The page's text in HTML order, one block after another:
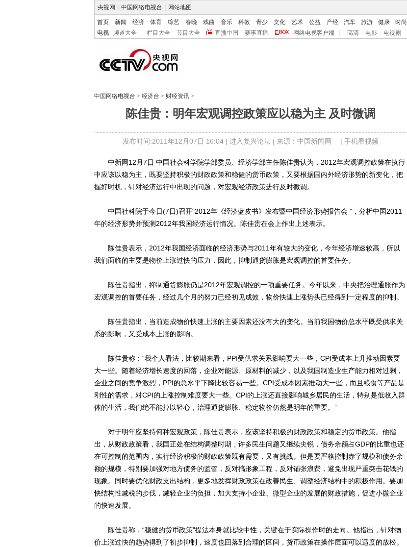
央视网 中国网络电视台 网站地图
首页 新闻 经济 体育 综艺 春晚 戏曲 音乐 科教 青少 文化 艺术 公益 产经 汽车 旅游 健康 时尚
电视
频道大全 栏目大全 节目大全 直播中国 赛事直播 网络电视客户端 高清 电影 电视剧
中国网络电视台 > 经济台 > 财经资讯 >
陈佳贵：明年宏观调控政策应以稳为主 及时微调
发布时间:2011年12月07日 16:04 | 进入复兴论坛| 来源：中国新闻网 | 手机看视频
中新网12月7日 中国社会科学院学部委员、经济学部主任陈佳贵认为，2012年宏观调控政策在执行
中应该以稳为主，既要坚持积极的财政政策和稳健的货币政策，又要根据国内外经济形势的新变化，把
握好时机，针对经济运行中出现的问题，对宏观经济政策进行及时微调。
中国社科院于今日(7日)召开“2012年《经济蓝皮书》发布暨中国经济形势报告会 ”，分析中国2011
年的经济形势并预测2012年我国经济运行情况。陈佳贵在会上作出上述表示。
陈佳贵表示，2012年我国经济面临的经济形势与2011年有较大的变化，今年经济增速较高，所以
我们面临的主要是物价上涨过快的压力，因此，抑制通货膨胀是宏观调控的首要任务。
陈佳贵指出，抑制通货膨胀仍是2012年宏观调控的一项重要任务。今年以来，中央把治理通胀作为
宏观调控的首要任务，经过几个月的努力已经初见成效，物价快速上涨势头已经得到一定程度的抑制。
陈佳贵指出，当前造成物价快速上涨的主要因素还没有大的变化。当前我国物价总水平既受供求关
系的影响，又受成本上涨的影响。
陈佳贵称：“我个人看法，比较期来看，PPI受供求关系影响要大一些，CPI受成本上升推动因素要
大一些。随着经济增长速度的回落，企业对能源、原材料的减少，以及我国制造业生产能力相对过剩，
企业之间的竞争激烈，PPI的总水平下降比较容易一些。CPI受成本因素推动大一些，而且粮食等产品是
刚性的需求，对CPI的上涨控制难度要大一些。CPI的上涨还直接影响城乡居民的生活，特别是低收入群
体的生活，我们绝不能掉以轻心，治理通货膨胀、稳定物价仍然是明年的重要。”
对于明年应坚持何种宏观政策，陈佳贵表示，应该坚持积极的财政政策和稳定的货币政策。他指
出，从财政政策看，我国正处在结构调整时期，许多民生问题又继续尖锐，债务余额占GDP的比重也还
在可控制的范围内，实行经济积极的财政政策既有需要，又有挑战。但是要严格控制赤字规模和债务余
额的规模，特别要加强对地方债务的监管，反对搞形象工程，反对铺张浪费，避免出现严重突击花钱的
现象。同时要优化财政支出结构，更多地发挥财政政策在改善民生、调整经济结构中的积极作用。要加
快结构性减税的步伐，减轻企业的负担，加大支持小企业、微型企业的发展的财政措施，促进小微企业
的快速发展。
陈佳贵称，“稳健的货币政策”提法本身就比较中性，关键在于实际操作时的走向。他指出，针对物
价上涨过快的趋势得到了初步抑制，速度也回落到合理的区间，货币政策在操作层面可以适度的放松。